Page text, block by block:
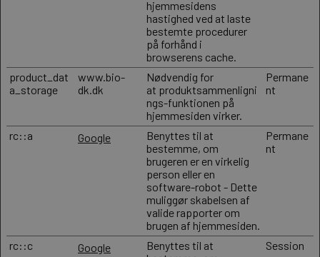
hjemmesidens
hastighed ved at laste
bestemte procedurer
på forhånd i
browserens cache.
product_dat
a_storage
www.bio-
dk.dk
Nødvendig for
at produktsammenligni
ngs-funktionen på
hjemmesiden virker.
Permane
nt
rc::a Google
Benyttes til at
bestemme, om
brugeren er en virkelig
person eller en
software-robot - Dette
muliggør skabelsen af
valide rapporter om
brugen af hjemmesiden.
Permane
nt
rc::c Google
Benyttes til at
Session